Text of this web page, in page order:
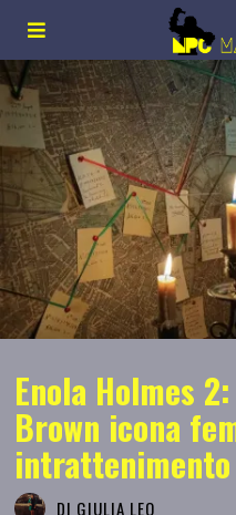
Enola Holmes
Brown icona
DI GIULIA LEO